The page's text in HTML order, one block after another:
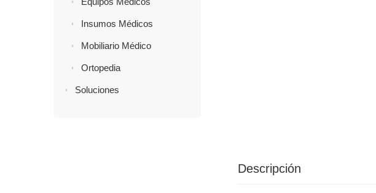
Insumos Médicos
Mobiliario Médico
Ortopedia
Soluciones
Descripción